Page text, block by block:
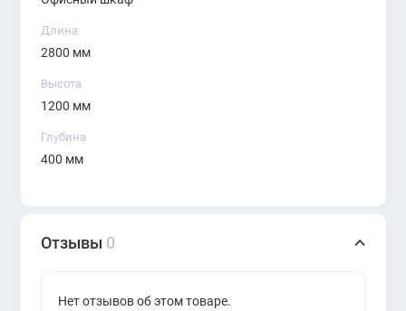
Длина
2800 мм
Высота
1200 мм
Глубина
400 мм
Отзывы 0
Нет отзывов об этом товаре.